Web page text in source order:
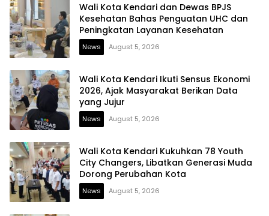
Wali Kota Kendari dan Dewas BPJS
Kesehatan Bahas Penguatan UHC dan
Peningkatan Layanan Kesehatan
News August 5, 2026
Wali Kota Kendari Ikuti Sensus Ekonomi
2026, Ajak Masyarakat Berikan Data
yang Jujur
News August 5, 2026
Wali Kota Kendari Kukuhkan 78 Youth
City Changers, Libatkan Generasi Muda
Dorong Perubahan Kota
News August 5, 2026